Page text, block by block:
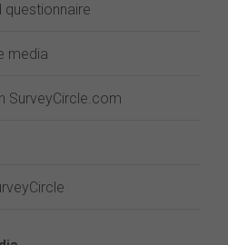
media
SurveyCircle.com